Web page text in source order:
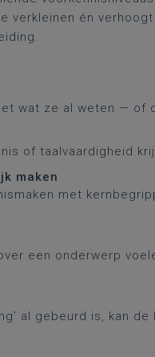
verkleinen én
wat ze al weten — of
of taalvaardigheid
maken
met
een onderwerp
al gebeurd is, kan